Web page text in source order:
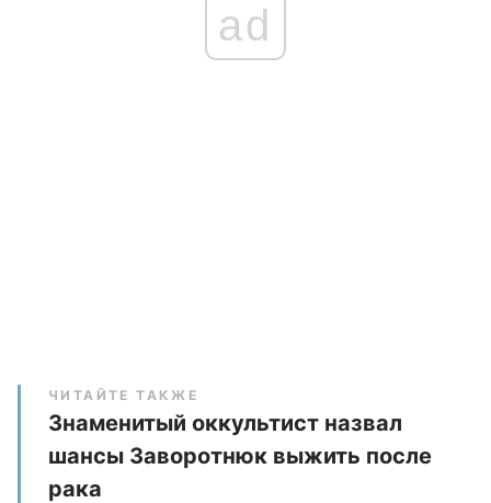
ad
ЧИТАЙТЕ ТАКЖЕ
Знаменитый оккультист назвал
шансы Заворотнюк выжить после
рака